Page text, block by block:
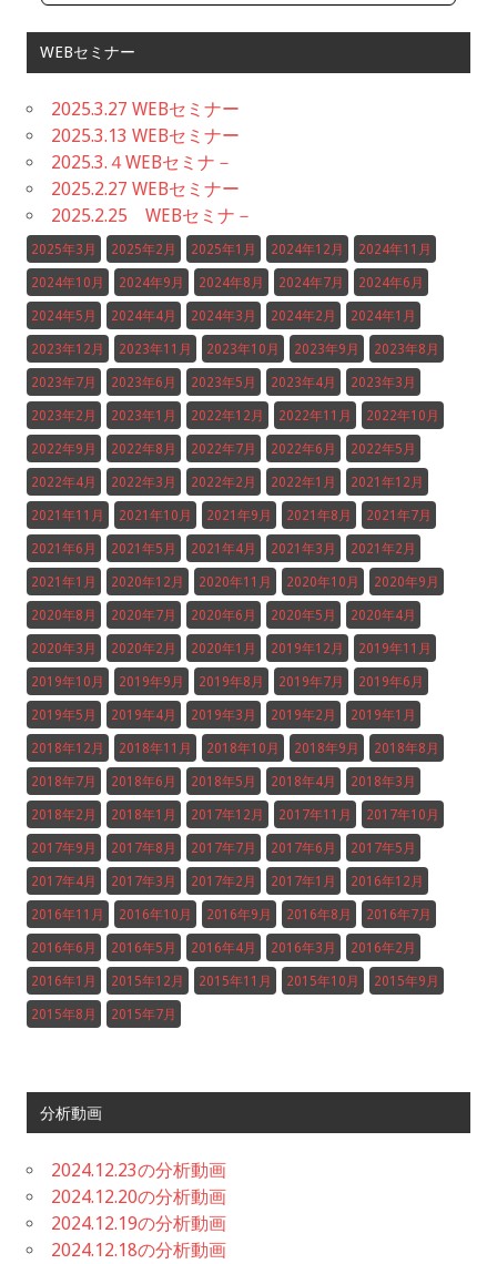
WEBセミナー
2025.3.27 WEBセミナー
2025.3.13 WEBセミナー
2025.3.４WEBセミナ－
2025.2.27 WEBセミナー
2025.2.25 WEBセミナ－
2025年3月 2025年2月 2025年1月 2024年12月 2024年11月
2024年10月 2024年9月 2024年8月 2024年7月 2024年6月
2024年5月 2024年4月 2024年3月 2024年2月 2024年1月
2023年12月 2023年11月 2023年10月 2023年9月 2023年8月
2023年7月 2023年6月 2023年5月 2023年4月 2023年3月
2023年2月 2023年1月 2022年12月 2022年11月 2022年10月
2022年9月 2022年8月 2022年7月 2022年6月 2022年5月
2022年4月 2022年3月 2022年2月 2022年1月 2021年12月
2021年11月 2021年10月 2021年9月 2021年8月 2021年7月
2021年6月 2021年5月 2021年4月 2021年3月 2021年2月
2021年1月 2020年12月 2020年11月 2020年10月 2020年9月
2020年8月 2020年7月 2020年6月 2020年5月 2020年4月
2020年3月 2020年2月 2020年1月 2019年12月 2019年11月
2019年10月 2019年9月 2019年8月 2019年7月 2019年6月
2019年5月 2019年4月 2019年3月 2019年2月 2019年1月
2018年12月 2018年11月 2018年10月 2018年9月 2018年8月
2018年7月 2018年6月 2018年5月 2018年4月 2018年3月
2018年2月 2018年1月 2017年12月 2017年11月 2017年10月
2017年9月 2017年8月 2017年7月 2017年6月 2017年5月
2017年4月 2017年3月 2017年2月 2017年1月 2016年12月
2016年11月 2016年10月 2016年9月 2016年8月 2016年7月
2016年6月 2016年5月 2016年4月 2016年3月 2016年2月
2016年1月 2015年12月 2015年11月 2015年10月 2015年9月
2015年8月 2015年7月
分析動画
2024.12.23の分析動画
2024.12.20の分析動画
2024.12.19の分析動画
2024.12.18の分析動画